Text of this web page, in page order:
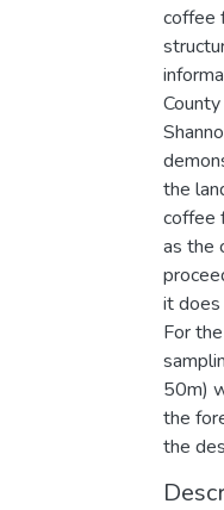
coffee
the
coffee
as the
it does
For
50m)
the
the